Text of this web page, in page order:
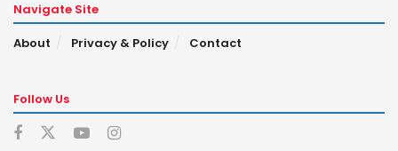
Navigate Site
About
Privacy & Policy Contact
Follow Us